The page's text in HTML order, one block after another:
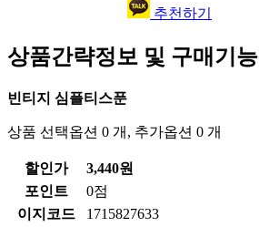
추천하기
상품간략정보 및 구매기능
빈티지 심플티스푼
상품 선택옵션 0 개, 추가옵션 0 개
할인가
3,440원
포인트
0점
이지코드
1715827633